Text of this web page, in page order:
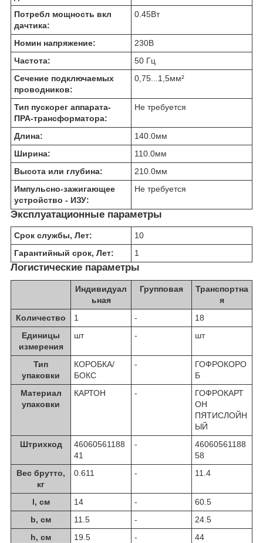
Потребл мощность вкл
дачтика:
0.45Вт
Номин напряжение: 230В
Частота:
50 Гц
Сечение подключаемых
проводников:
0,75...1,5мм²
Тип пускорег аппарата-
ПРА-трансформатора:
Не требуется
Длина: 140.0мм
Ширина:
110.0мм
Высота или глубина:
210.0мм
Импульсно-зажигающее
устройство - ИЗУ:
Не требуется
Эксплуатационные параметры
Срок службы, Лет:
10
Гарантийный срок, Лет:
1
Логистические параметры
Индивидуал
ьная
Групповая
Транспортна
я
Количество
1 -
18
Единицы
измерения
шт - шт
Тип
упаковки
КОРОБКА/
БОКС
-
ГОФРОКОРО
Б
Материал
упаковки
КАРТОН -
ГОФРОКАРТ
ОН
ПЯТИСЛОЙН
ЫЙ
Штрихкод
46060561188
41
-
46060561188
58
Вес брутто,
кг
0.611 - 11.4
l, см 14 -
60.5
b, см
11.5 -
24.5
h, см
19.5 - 44